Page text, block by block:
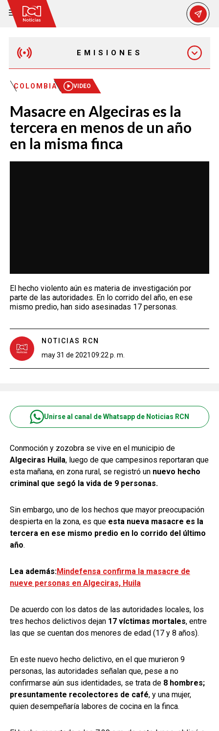
EMISIONES
EMISIÓN 12:30 PM
EMISIÓN 7:00 PM
COLOMBIA VIDEO
Masacre en Algeciras es la
tercera en menos de un año
en la misma finca
El hecho violento aún es materia de investigación por
parte de las autoridades. En lo corrido del año, en ese
mismo predio, han sido asesinadas 17 personas.
NOTICIAS RCN
may 31 de 2021 09:22 p. m.
Unirse al canal de Whatsapp de Noticias RCN
Conmoción y zozobra se vive en el municipio de
Algeciras Huila, luego de que campesinos reportaran que
esta mañana, en zona rural, se registró un nuevo hecho
criminal que segó la vida de 9 personas.
Sin embargo, uno de los hechos que mayor preocupación
despierta en la zona, es que esta nueva masacre es la
tercera en ese mismo predio en lo corrido del último
año.
Lea además:Mindefensa confirma la masacre de
nueve personas en Algeciras, Huila
De acuerdo con los datos de las autoridades locales, los
tres hechos delictivos dejan 17 víctimas mortales, entre
las que se cuentan dos menores de edad (17 y 8 años).
En este nuevo hecho delictivo, en el que murieron 9
personas, las autoridades señalan que, pese a no
confirmarse aún sus identidades, se trata de 8 hombres;
presuntamente recolectores de café, y una mujer,
quien desempeñaría labores de cocina en la finca.